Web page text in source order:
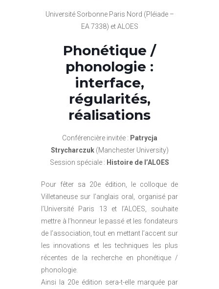
Université Sorbonne Paris Nord (Pléiade –
EA 7338) et ALOES
Phonétique /
phonologie :
interface,
régularités,
réalisations
Conférencière invitée : Patrycja
Strycharczuk (Manchester University)
Session spéciale : Histoire de l’ALOES
Pour fêter sa 20e édition, le colloque de
Villetaneuse sur l’anglais oral, organisé par
l’Université Paris 13 et l’ALOES, souhaite
mettre à l’honneur le passé et les fondateurs
de l’association, tout en mettant l’accent sur
les innovations et les techniques les plus
récentes de la recherche en phonétique /
phonologie.
Ainsi la 20e édition sera-t-elle marquée par